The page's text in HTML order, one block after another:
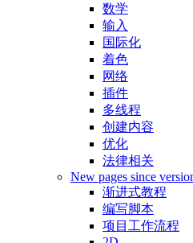
数学
输入
国际化
着色
网络
插件
多线程
创建内容
优化
法律相关
New pages since
渐进式教程
编写脚本
项目工作流程